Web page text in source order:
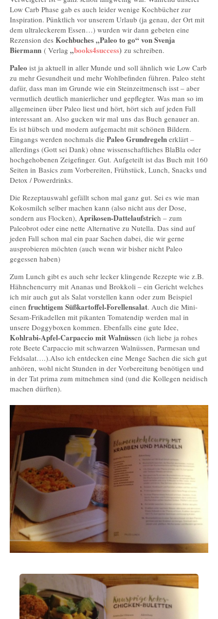
Low Carb Phase gab es auch leider wenige Kochbücher zur
Inspiration. Pünktlich vor unserem Urlaub (ja genau, der Ort mit
dem ultraleckerem Essen…) wurden wir dann gebeten eine
Rezension des Kochbuches „Paleo to go“ von Svenja
Biermann ( Verlag „books4success) zu schreiben.
Paleo ist ja aktuell in aller Munde und soll ähnlich wie Low Carb
zu mehr Gesundheit und mehr Wohlbefinden führen. Paleo steht
dafür, dass man im Grunde wie ein Steinzeitmensch isst – aber
vermutlich deutlich manierlicher und gepflegter. Was man so im
allgemeinen über Paleo liest und hört, hört sich auf jeden Fall
interessant an. Also gucken wir mal uns das Buch genauer an.
Es ist hübsch und modern aufgemacht mit schönen Bildern.
Eingangs werden nochmals die Paleo Grundregeln erklärt –
allerdings (Gott sei Dank) ohne wissenschaftliches BlaBla oder
hochgehobenen Zeigefinger. Gut. Aufgeteilt ist das Buch mit 160
Seiten in Basics zum Vorbereiten, Frühstück, Lunch, Snacks und
Detox / Powerdrinks.
Die Rezeptauswahl gefällt schon mal ganz gut. Sei es wie man
Kokosmilch selber machen kann (also nicht aus der Dose,
sondern aus Flocken), Aprikosen-Dattelaufstrich – zum
Paleobrot oder eine nette Alternative zu Nutella. Das sind auf
jeden Fall schon mal ein paar Sachen dabei, die wir gerne
ausprobieren möchten (auch wenn wir bisher nicht Paleo
gegessen haben)
Zum Lunch gibt es auch sehr lecker klingende Rezepte wie z.B.
Hähnchencurry mit Ananas und Brokkoli – ein Gericht welches
ich mir auch gut als Salat vorstellen kann oder zum Beispiel
einen fruchtigem Süßkartoffel-Forellensalat. Auch die Mini-
Sesam-Frikadellen mit pikanten Tomatendip werden mal in
unsere Doggyboxen kommen. Ebenfalls eine gute Idee,
Kohlrabi-Apfel-Carpaccio mit Walnüssen (ich liebe ja rohes
rote Beete Carpaccio mit schwarzen Walnüssen, Parmesan und
Feldsalat….).Also ich entdecken eine Menge Sachen die sich gut
anhören, wohl nicht Stunden in der Vorbereitung benötigen und
in der Tat prima zum mitnehmen sind (und die Kollegen neidisch
machen dürften).